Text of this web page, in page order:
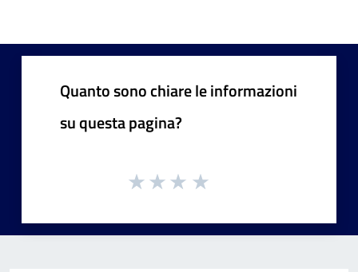
Quanto sono chiare le informazioni
su questa pagina?